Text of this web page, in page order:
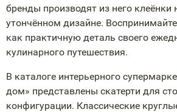
бренды производят из него клеёнки
утончённом дизайне.
как практичную деталь своего
кулинарного путешествия.
В каталоге интерьерного
дом» представлены скатерти для
конфигурации. Классические